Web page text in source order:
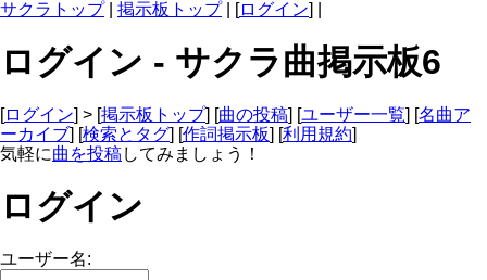
サクラトップ| 掲示板トップ| [ログイン] |
ログイン - サクラ曲掲示板6
[ログイン] > [掲示板トップ] [曲の投稿] [ユーザー一覧] [名曲ア
ーカイブ] [検索とタグ] [作詞掲示板] [利用規約]
気軽に曲を投稿してみましょう！
ログイン
ユーザー名: